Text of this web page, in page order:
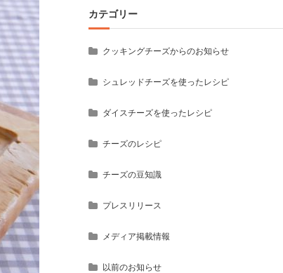
象:
カテゴリー
クッキングチーズからのお知らせ
シュレッドチーズを使ったレシピ
ダイスチーズを使ったレシピ
チーズのレシピ
チーズの豆知識
プレスリリース
メディア掲載情報
以前のお知らせ